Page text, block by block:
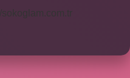
sokoglam.com.tr